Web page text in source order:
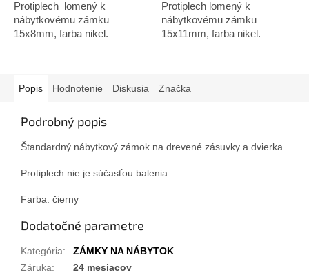
Protiplech lomený k
nábytkovému zámku
15x8mm, farba nikel.
Protiplech lomený k
nábytkovému zámku
15x11mm, farba nikel.
Popis Hodnotenie Diskusia Značka
Podrobný popis
Štandardný nábytkový zámok na drevené zásuvky a dvierka.
Protiplech nie je súčasťou balenia.
Farba: čierny
Dodatočné parametre
Kategória:
ZÁMKY NA NÁBYTOK
Záruka:
24 mesiacov